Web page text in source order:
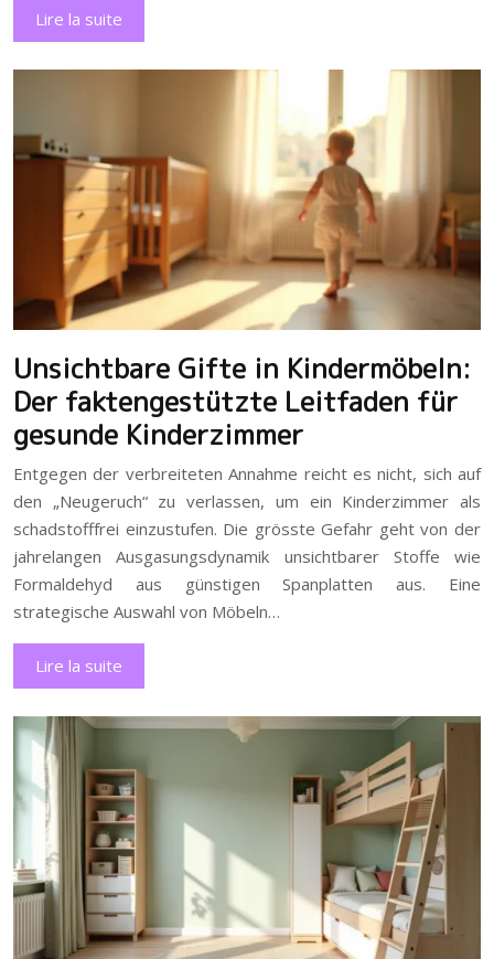
Lire la suite
Unsichtbare Gifte in Kindermöbeln:
Der faktengestützte Leitfaden für
gesunde Kinderzimmer
Entgegen der verbreiteten Annahme reicht es nicht, sich auf
den „Neugeruch“ zu verlassen, um ein Kinderzimmer als
schadstofffrei einzustufen. Die grösste Gefahr geht von der
jahrelangen Ausgasungsdynamik unsichtbarer Stoffe wie
Formaldehyd aus günstigen Spanplatten aus. Eine
strategische Auswahl von Möbeln…
Lire la suite